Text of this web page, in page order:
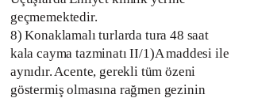
geçmemektedir.
8) Konaklamalı turlarda tura 48 saat
kala cayma tazminatı II/1)A maddesi ile
aynıdır. Acente, gerekli tüm özeni
göstermiş olmasına rağmen gezinin